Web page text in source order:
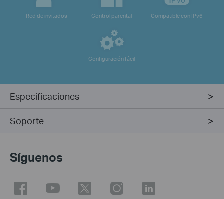
Red de invitados Control parental Compatible con IPv6
Configuración fácil
Especificaciones
Soporte
Síguenos